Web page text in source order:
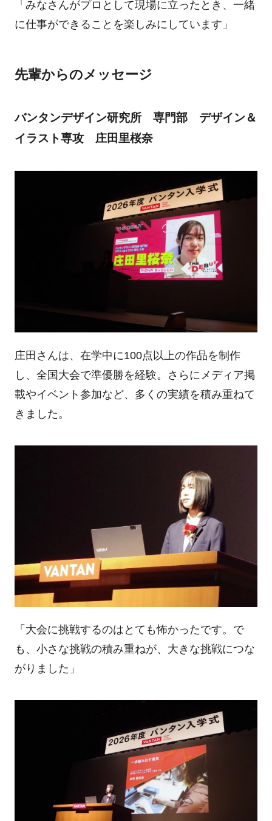
「みなさんがプロとして現場に立ったとき、一緒
に仕事ができることを楽しみにしています」
先輩からのメッセージ
バンタンデザイン研究所 専門部 デザイン＆
イラスト専攻 庄田里桜奈
庄田さんは、在学中に100点以上の作品を制作
し、全国大会で準優勝を経験。さらにメディア掲
載やイベント参加など、多くの実績を積み重ねて
きました。
「大会に挑戦するのはとても怖かったです。で
も、小さな挑戦の積み重ねが、大きな挑戦につな
がりました」